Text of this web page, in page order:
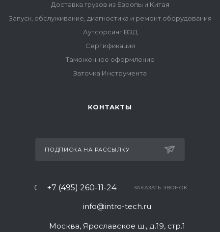
Доставка грузов из Европы и Китая
Запуск, обслуживание, диагностика и ремонт оборудования
Аутсорсинг ВЭД
Сертификация
Таможенное оформление
Заточка Инструмента
КОНТАКТЫ
ПОДПИСКА НА РАССЫЛКУ
+7 (495) 260-11-24 ЗАКАЗАТЬ ЗВОНОК
info@intro-tech.ru
Москва, Ярославское ш., д.19, стр.1